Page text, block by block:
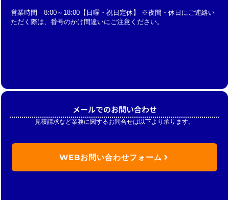
営業時間 8:00～18:00【日曜・祝日定休】 ※夜間・休日にご連絡い
ただく際は、番号のかけ間違いにご注意ください。
メールでのお問い合わせ
見積請求など業務に関するお問合せは以下より承ります。
WEBお問い合わせフォーム